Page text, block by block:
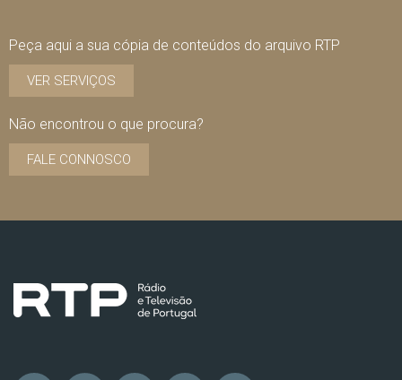
Peça aqui a sua cópia de conteúdos do arquivo RTP
VER SERVIÇOS
Não encontrou o que procura?
FALE CONNOSCO